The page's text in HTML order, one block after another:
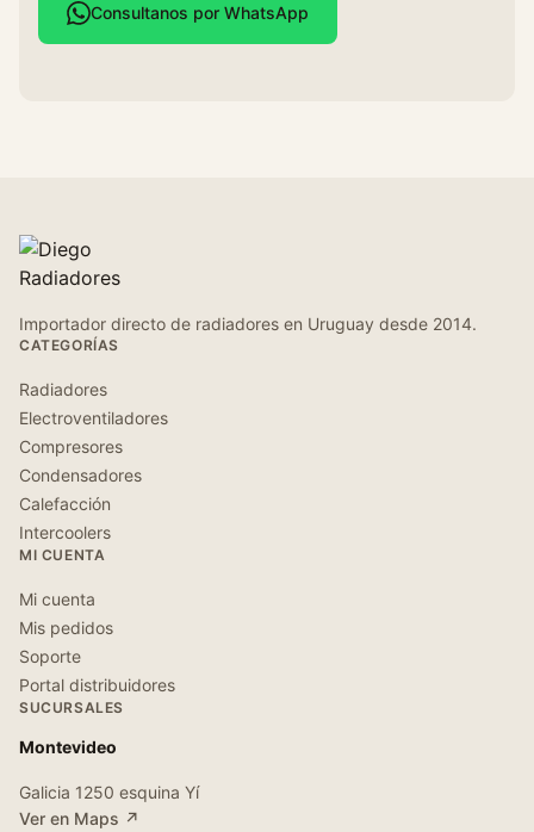
Consultanos por WhatsApp
Importador directo de radiadores en Uruguay desde 2014.
CATEGORÍAS
Radiadores
Electroventiladores
Compresores
Condensadores
Calefacción
Intercoolers
MI CUENTA
Mi cuenta
Mis pedidos
Soporte
Portal distribuidores
SUCURSALES
Montevideo
Galicia 1250 esquina Yí
Ver en Maps ↗